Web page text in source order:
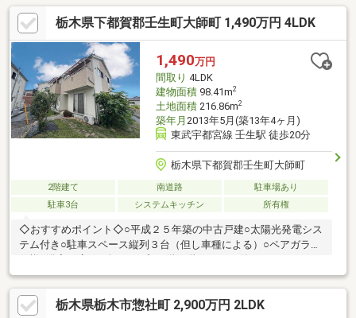
り駅など、ご指定の場所まで送迎します！☆個別相談会☆・住宅
ローン・資金のご相談をしたい方も大歓迎◎・他社様で住宅ロー
ンが難しいと言われた方！・転職後で審査に不安がある方！・お
借入れがある方（車／カード／キャッシング／リボ）等不動産の
プロ『株式会社MINATO』が後悔のないマイホーム選びの為に全
力でお家探しをサポートさせて頂きます！
栃木県下都賀郡壬生町大師町 1,490万円 4LDK
1,490万円
間取り 4LDK
建物面積98.41m2
土地面積216.86m2
築年月 2013年5月(築13年4ヶ月)
東武宇都宮線 壬生駅 徒歩20分
栃木県下都賀郡壬生町大師町
2階建て 南道路
駐車場あり
駐車3台
システムキッチン 所有権
◇おすすめポイント◇○平成２５年築の中古戸建○太陽光発電シス
テム付き○駐車スペース縦列３台（但し車種による）○ペアガラス
仕様○浴室は広々一坪タイプ○１階２階にトイレ付き○バルコニー
２箇所あり○スーパー、コンビニ、ドラッグストアが徒歩１０分
圏内○物置付き
栃木県栃木市惣社町 2,900万円 2LDK